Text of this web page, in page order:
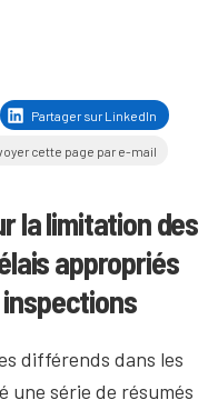
Partager sur LinkedIn
cette page par e-mail
la limitation des
appropriés
différends dans les
une série de résumés